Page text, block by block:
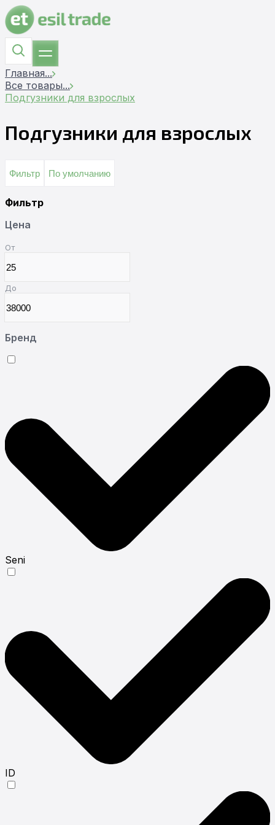
Главная...
Все товары...
Подгузники для взрослых
Подгузники для взрослых
Фильтр По умолчанию
Фильтр
Цена
От
До
Бренд
Seni
ID